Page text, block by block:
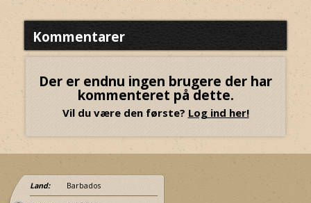
Kommentarer
Der er endnu ingen brugere der har
kommenteret på dette.
Vil du være den første? Log ind her!
Land: Barbados